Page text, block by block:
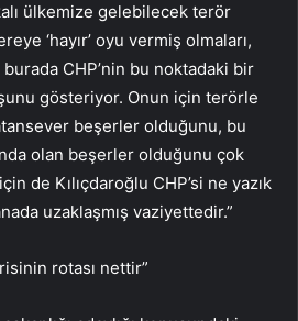
ülkemize gelebilecek terör
‘hayır’ oyu vermiş olmaları,
burada CHP’nin bu noktadaki bir
gösteriyor. Onun için terörle
beşerler olduğunu, bu
olan beşerler olduğunu çok
de Kılıçdaroğlu CHP’si ne yazık
uzaklaşmış vaziyettedir.”
rotası nettir”